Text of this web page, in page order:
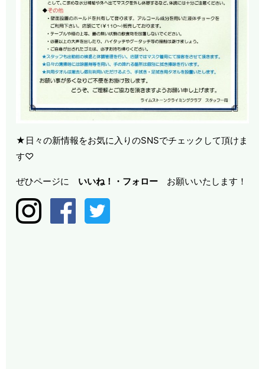
★日々の新情報をお気に入りのSNSでチェックして頂けま
す♡
ぜひページに いいね！・ フォロー お願いいたします！